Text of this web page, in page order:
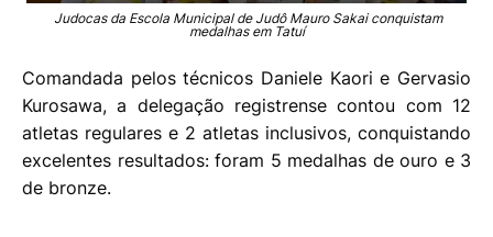
Judocas da Escola Municipal de Judô Mauro Sakai conquistam
medalhas em Tatuí
Comandada pelos técnicos Daniele Kaori e Gervasio
Kurosawa, a delegação registrense contou com 12
atletas regulares e 2 atletas inclusivos, conquistando
excelentes resultados: foram 5 medalhas de ouro e 3
de bronze.